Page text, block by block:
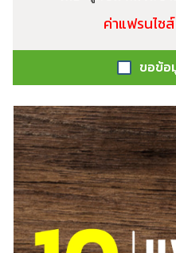
ค่าแฟรนไช
ขอข้อ